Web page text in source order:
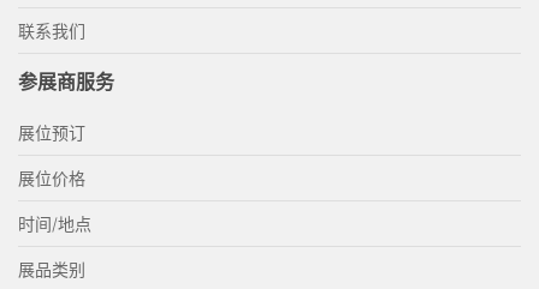
联系我们
参展商服务
展位预订
展位价格
时间/地点
展品类别